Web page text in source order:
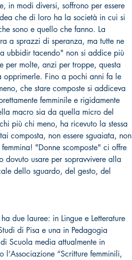
in modi diversi, soffrono per essere
che di loro ha la società in cui si
sono e quello che fanno. La
a sprazzi di speranza, ma tutte ne
ubbidir tacendo" non si addice più
per molte, anzi per troppe, questa
opprimerle. Fino a pochi anni fa le
che stare composte si addiceva
femminile e rigidamente
macro sia da quella micro del
più chi meno, ha ricevuto la stessa
composta, non essere sguaiata, non
"Donne scomposte" ci offre
usare per sopravvivere alla
dello sguardo, del gesto, del
due lauree: in Lingue e Letterature
di Pisa e una in Pedagogia
Scuola media attualmente in
“Scritture femminili,